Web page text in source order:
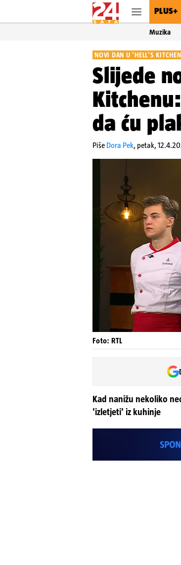
PLUS+
Muzika
NOVI DAN U 'HELL'S
Slijede
da ću
Piše Dora Pek, petak,
Foto: RTL
Kad nanižu nekoliko
'izletjeti' iz kuhinje